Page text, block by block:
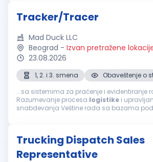
Tracker/Tracer
Mad Duck LLC
Beograd - Izvan pretražene
23.08.2026
1, 2. i 3. smena
Obaveštenje o
...sa sistemima za praćenje i evidentiranje
Razumevanje procesa logistike i
snabdevanja Veštine rada sa bazama
Trucking Dispatch Sales
Representative